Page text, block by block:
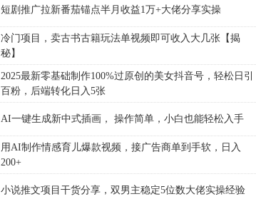
短剧推广拉新番茄锚点半月收益1万+大佬分享实操
冷门项目，卖古书古籍玩法单视频即可收入大几张【揭
秘】
2025最新零基础制作100%过原创的美女抖音号，轻松日引
百粉，后端转化日入5张
AI一键生成新中式插画， 操作简单，小白也能轻松入手
用AI制作情感育儿爆款视频，接广告商单到手软，日入
200+
小说推文项目干货分享，双男主稳定5位数大佬实操经验